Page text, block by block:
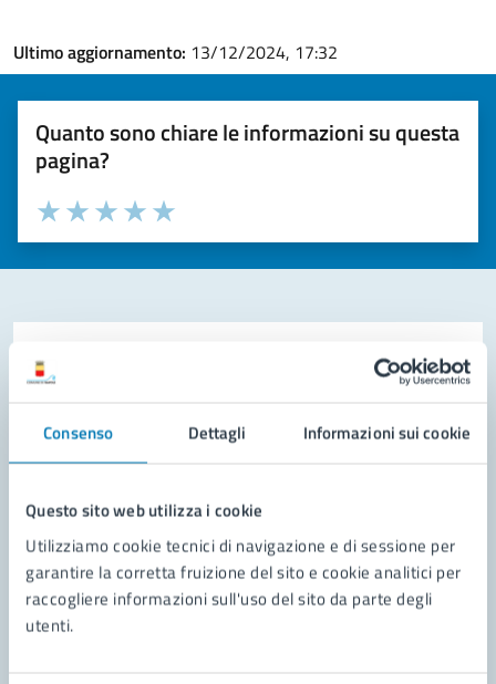
Consenso Dettagli Informazioni sui cookie
Questo sito web utilizza i cookie
Utilizziamo cookie tecnici di navigazione e di sessione per
garantire la corretta fruizione del sito e cookie analitici per
raccogliere informazioni sull'uso del sito da parte degli
utenti.
Ultimo aggiornamento: 13/12/2024, 17:32
Quanto sono chiare le informazioni su questa
pagina?
Valuta la chiarezza delle informazioni (da 1 a 5 stelle)
Seleziona il numero di stelle per valutare la chiarezza delle
Valuta 5 stelle su 5
Valuta 4 stelle su 5
Valuta 3 stelle su 5
Valuta 2 stelle su 5
Valuta 1 stelle su 5
Contatta il comune
Prenota appuntamento
Problemi in città
Segnala disservizio